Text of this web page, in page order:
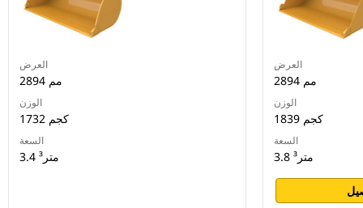
العرض
2894 مم
الوزن
1732 كجم
السعة
3.4 متر³
العرض
2894 مم
الوزن
1839 كجم
السعة
3.8 متر³